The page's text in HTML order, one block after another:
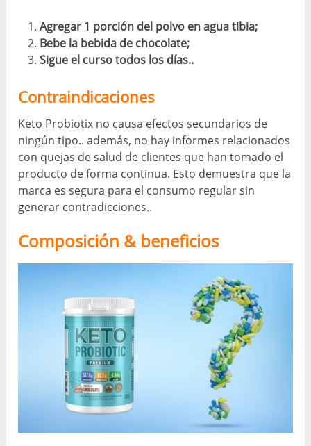
Agregar 1 porción del polvo en agua tibia;
Bebe la bebida de chocolate;
Sigue el curso todos los días..
Contraindicaciones
Keto Probiotix no causa efectos secundarios de
ningún tipo.. además, no hay informes relacionados
con quejas de salud de clientes que han tomado el
producto de forma continua. Esto demuestra que la
marca es segura para el consumo regular sin
generar contradicciones..
Composición & beneficios